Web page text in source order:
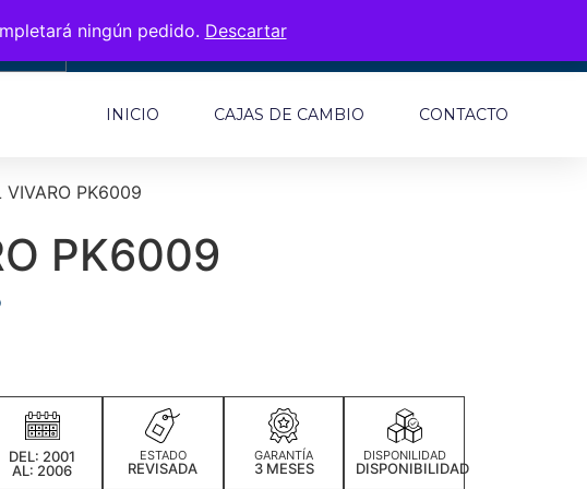
ningún pedido. Descartar
INICIO CAJAS DE CAMBIO CONTACTO
VIVARO PK6009
PK6009
DEL: 2001
AL: 2006
ESTADO
REVISADA
GARANTÍA
3 MESES
DISPONILIDAD
DISPONIBILIDAD